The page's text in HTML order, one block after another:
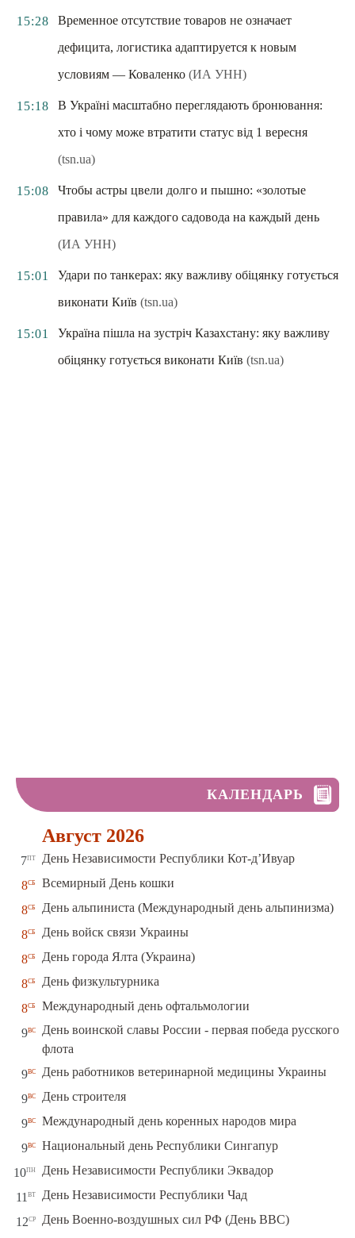
15:28
Временное отсутствие товаров не означает
дефицита, логистика адаптируется к новым
условиям — Коваленко (ИА УНН)
15:18
В Україні масштабно переглядають бронювання:
хто і чому може втратити статус від 1 вересня
(tsn.ua)
15:08
Чтобы астры цвели долго и пышно: «золотые
правила» для каждого садовода на каждый день
(ИА УНН)
15:01
Удари по танкерах: яку важливу обіцянку готується
виконати Київ (tsn.ua)
15:01
Україна пішла на зустріч Казахстану: яку важливу
обіцянку готується виконати Київ (tsn.ua)
КАЛЕНДАРЬ
Август 2026
7пт День Независимости Республики Кот-д’Ивуар
8сб Всемирный День кошки
8сб День альпиниста (Международный день альпинизма)
8сб День войск связи Украины
8сб День города Ялта (Украина)
8сб День физкультурника
8сб Международный день офтальмологии
9вс
День воинской славы России - первая победа русского
флота
9вс День работников ветеринарной медицины Украины
9вс День строителя
9вс Международный день коренных народов мира
9вс Национальный день Республики Сингапур
10пн День Независимости Республики Эквадор
11 вт День Независимости Республики Чад
12ср День Военно-воздушных сил РФ (День ВВС)